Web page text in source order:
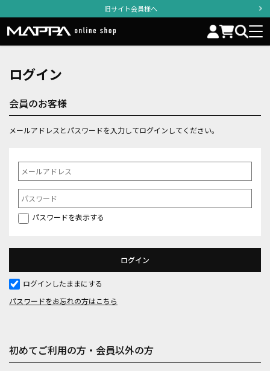
旧サイト会員様へ
ログイン
会員のお客様
メールアドレスとパスワードを入力してログインしてください。
パスワードを表示する
ログインしたままにする
パスワードをお忘れの方はこちら
初めてご利用の方・会員以外の方